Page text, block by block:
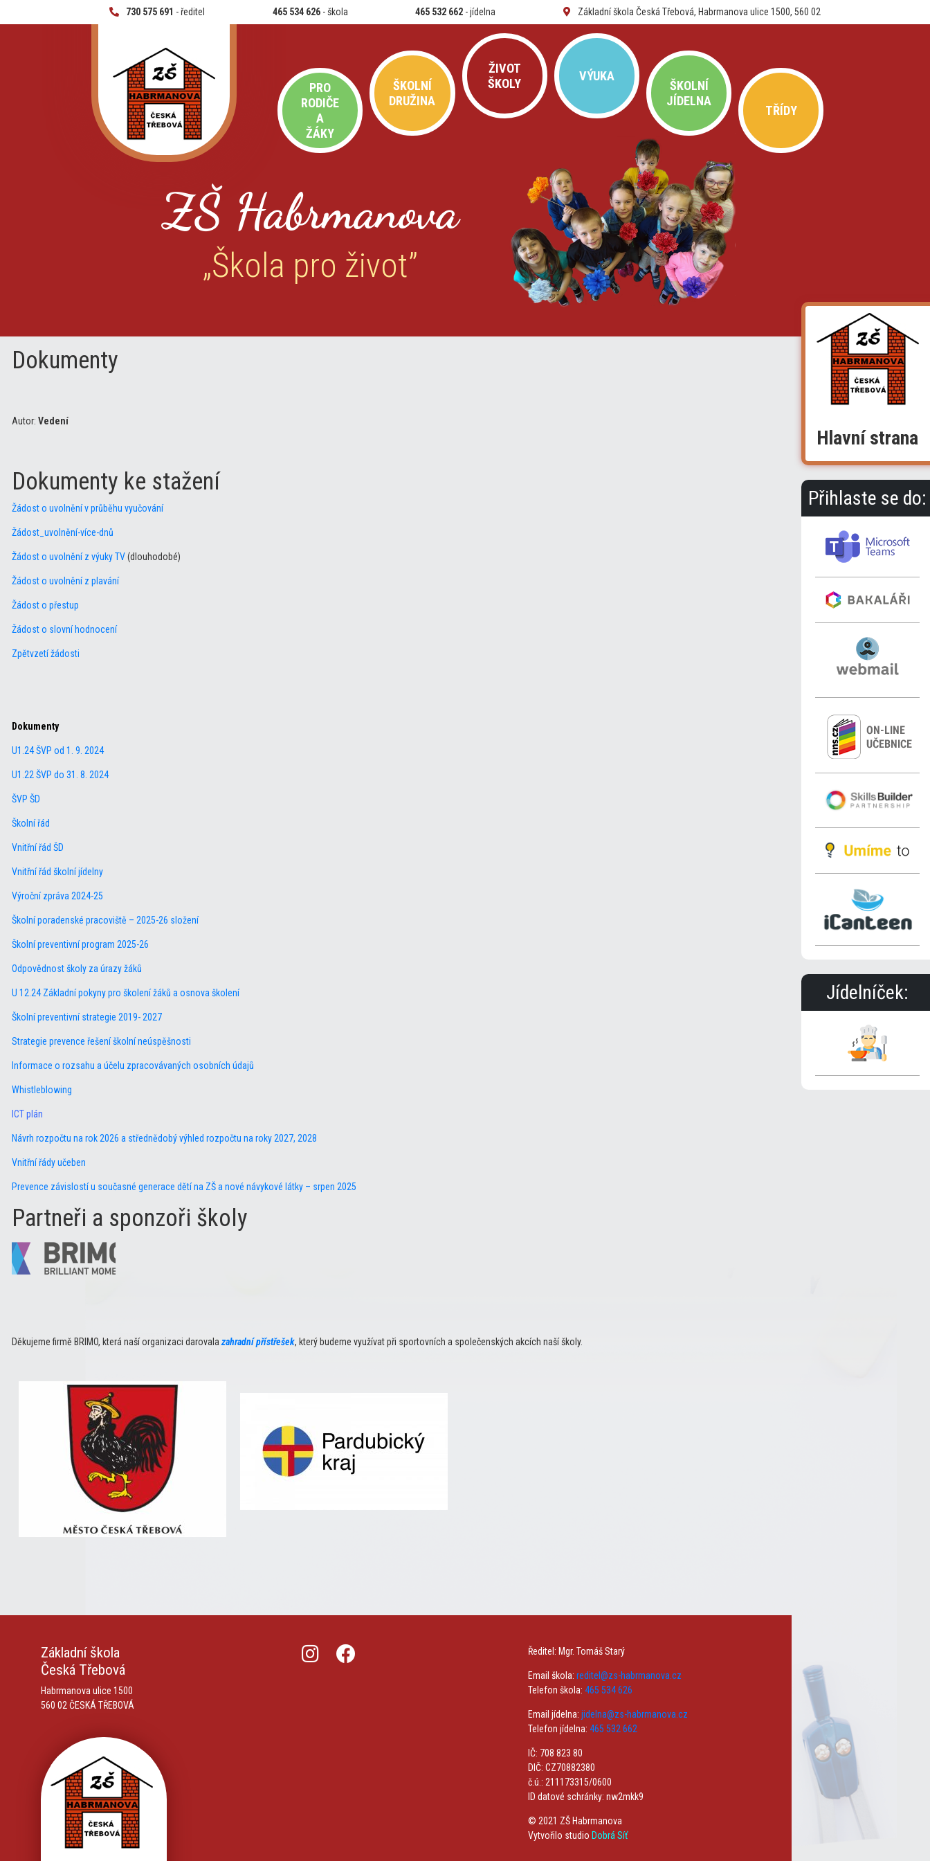
730 575 691 - ředitel 465 534 626- škola 465 532 662 - jídelna Základní škola Česká Třebová, Habrmanova ulice 1500, 560 02
PRO
RODIČE
A
ŽÁKY
ŠKOLNÍ
DRUŽINA
ŽIVOT
ŠKOLY
VÝUKA
ŠKOLNÍ
JÍDELNA
TŘÍDY
ZŠ Habrmanova
„Škola pro život”
Hlavní strana
Přihlaste se do:
Jídelníček:
Dokumenty
Autor: Vedení
Dokumenty ke stažení
Žádost o uvolnění v průběhu vyučování
Žádost_uvolnění-více-dnů
Žádost o uvolnění z výuky TV(dlouhodobé)
Žádost o uvolnění z plavání
Žádost o přestup
Žádost o slovní hodnocení
Zpětvzetí žádosti
Dokumenty
U1.24 ŠVP od 1. 9. 2024
U1.22 ŠVP do 31. 8. 2024
ŠVP ŠD
Školní řád
Vnitřní řád ŠD
Vnitřní řád školní jídelny
Výroční zpráva 2024-25
Školní poradenské pracoviště – 2025-26 složení
Školní preventivní program 2025-26
Odpovědnost školy za úrazy žáků
U 12.24 Základní pokyny pro školení žáků a osnova školení
Školní preventivní strategie 2019- 2027
Strategie prevence řešení školní neúspěšnosti
Informace o rozsahu a účelu zpracovávaných osobních údajů
Whistleblowing
ICT plán
Návrh rozpočtu na rok 2026 a střednědobý výhled rozpočtu na roky 2027, 2028
Vnitřní řády učeben
Prevence závislostí u současné generace dětí na ZŠ a nové návykové látky – srpen 2025
Partneři a sponzoři školy
Děkujeme firmě BRIMO, která naší organizaci darovala zahradní přístřešek, který budeme využívat při sportovních a společenských akcích naší školy.
Základní škola
Česká Třebová
Habrmanova ulice 1500
560 02 ČESKÁ TŘEBOVÁ
Ředitel: Mgr. Tomáš Starý
Email škola: reditel@zs-habrmanova.cz
Telefon škola: 465 534 626
Email jídelna: jidelna@zs-habrmanova.cz
Telefon jídelna: 465 532 662
IČ: 708 823 80
DIČ: CZ70882380
č.ú.: 211173315/0600
ID datové schránky: nw2mkk9
© 2021 ZŠ Habrmanova
Vytvořilo studio Dobrá Síť